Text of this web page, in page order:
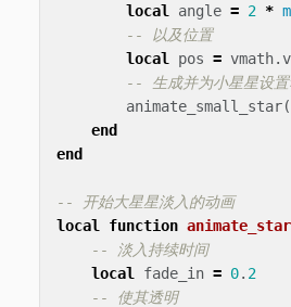
local
angle = 2 *
-- 以及位置
local
pos = vmath.
-- 生成并为小星星设置
animate_small_star(
end
end
-- 开始大星星淡入的动画
local
function animate_star
-- 淡入持续时间
local
fade_in = 0. 2
-- 使其透明